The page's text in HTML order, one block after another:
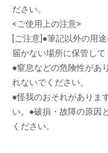
ださい。
<ご使用上の注意>
[ご注意]●筆記以外の用
届かない場所に保管して
●窒息などの危険性があ
れないでください。
●怪我のおそれがありま
い。●破損・故障の原因
ください。